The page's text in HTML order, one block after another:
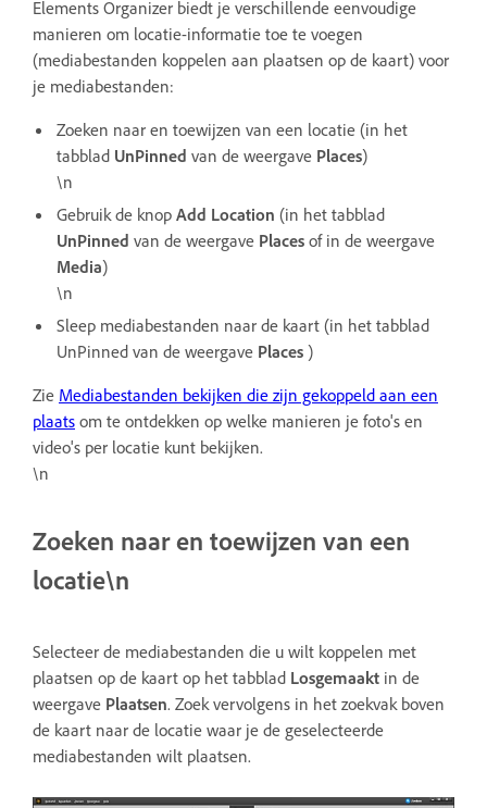
Elements Organizer biedt je verschillende eenvoudige
manieren om locatie-informatie toe te voegen
(mediabestanden koppelen aan plaatsen op de kaart) voor
je mediabestanden:
Zoeken naar en toewijzen van een locatie (in het
tabblad UnPinned van de weergave Places)
\n
Gebruik de knop Add Location (in het tabblad
UnPinned van de weergave Places of in de weergave
Media)
\n
Sleep mediabestanden naar de kaart (in het tabblad
UnPinned van de weergave Places )
Zie Mediabestanden bekijken die zijn gekoppeld aan een
plaats om te ontdekken op welke manieren je foto's en
video's per locatie kunt bekijken.
\n
Zoeken naar en toewijzen van een
locatie\n
Selecteer de mediabestanden die u wilt koppelen met
plaatsen op de kaart op het tabblad Losgemaakt in de
weergave Plaatsen. Zoek vervolgens in het zoekvak boven
de kaart naar de locatie waar je de geselecteerde
mediabestanden wilt plaatsen.